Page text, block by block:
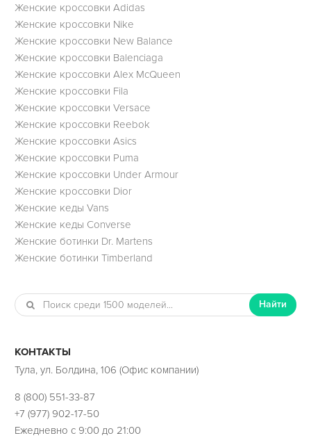
Женские кроссовки Adidas
Женские кроссовки Nike
Женские кроссовки New Balance
Женские кроссовки Balenciaga
Женские кроссовки Alex McQueen
Женские кроссовки Fila
Женские кроссовки Versace
Женские кроссовки Reebok
Женские кроссовки Asics
Женские кроссовки Puma
Женские кроссовки Under Armour
Женские кроссовки Dior
Женские кеды Vans
Женские кеды Converse
Женские ботинки Dr. Martens
Женские ботинки Timberland
Найти
КОНТАКТЫ
Тула, ул. Болдина, 106 (Офис компании)
8 (800) 551-33-87
+7 (977) 902-17-50
Ежедневно с 9:00 до 21:00